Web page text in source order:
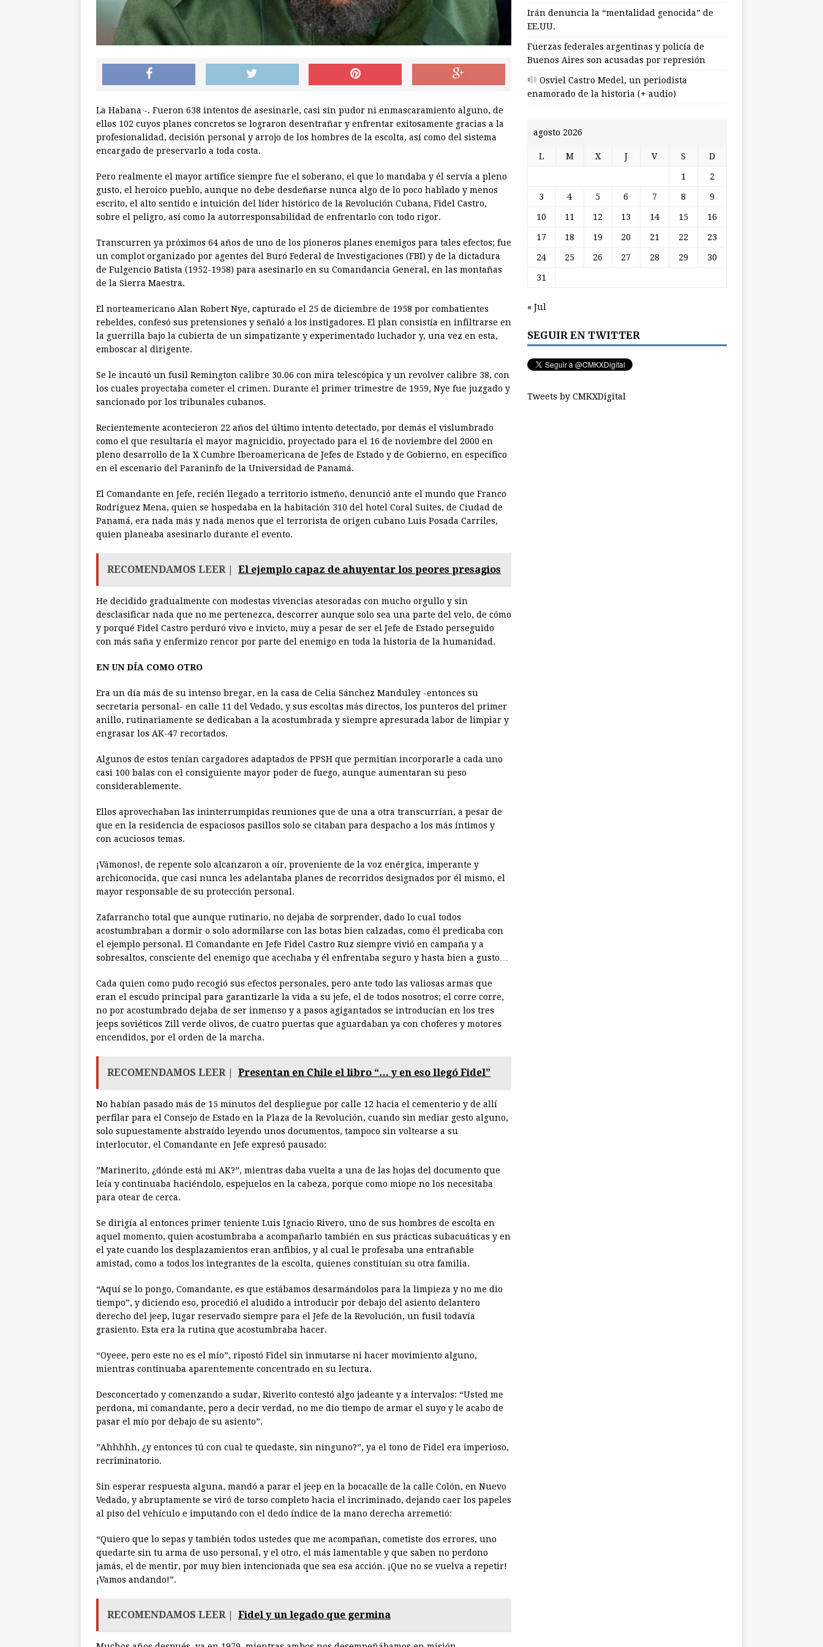
La Habana -. Fueron 638 intentos de asesinarle, casi sin pudor ni enmascaramiento alguno, de
ellos 102 cuyos planes concretos se lograron desentrañar y enfrentar exitosamente gracias a la
profesionalidad, decisión personal y arrojo de los hombres de la escolta, así como del sistema
encargado de preservarlo a toda costa.
Pero realmente el mayor artífice siempre fue el soberano, el que lo mandaba y él servía a pleno
gusto, el heroico pueblo, aunque no debe desdeñarse nunca algo de lo poco hablado y menos
escrito, el alto sentido e intuición del líder histórico de la Revolución Cubana, Fidel Castro,
sobre el peligro, así como la autorresponsabilidad de enfrentarlo con todo rigor.
Transcurren ya próximos 64 años de uno de los pioneros planes enemigos para tales efectos; fue
un complot organizado por agentes del Buró Federal de Investigaciones (FBI) y de la dictadura
de Fulgencio Batista (1952-1958) para asesinarlo en su Comandancia General, en las montañas
de la Sierra Maestra.
El norteamericano Alan Robert Nye, capturado el 25 de diciembre de 1958 por combatientes
rebeldes, confesó sus pretensiones y señaló a los instigadores. El plan consistía en infiltrarse en
la guerrilla bajo la cubierta de un simpatizante y experimentado luchador y, una vez en esta,
emboscar al dirigente.
Se le incautó un fusil Remington calibre 30.06 con mira telescópica y un revolver calibre 38, con
los cuales proyectaba cometer el crimen. Durante el primer trimestre de 1959, Nye fue juzgado y
sancionado por los tribunales cubanos.
Recientemente acontecieron 22 años del último intento detectado, por demás el vislumbrado
como el que resultaría el mayor magnicidio, proyectado para el 16 de noviembre del 2000 en
pleno desarrollo de la X Cumbre Iberoamericana de Jefes de Estado y de Gobierno, en específico
en el escenario del Paraninfo de la Universidad de Panamá.
El Comandante en Jefe, recién llegado a territorio istmeño, denunció ante el mundo que Franco
Rodríguez Mena, quien se hospedaba en la habitación 310 del hotel Coral Suites, de Ciudad de
Panamá, era nada más y nada menos que el terrorista de origen cubano Luis Posada Carriles,
quien planeaba asesinarlo durante el evento.
RECOMENDAMOS LEER | El ejemplo capaz de ahuyentar los peores presagios
He decidido gradualmente con modestas vivencias atesoradas con mucho orgullo y sin
desclasificar nada que no me pertenezca, descorrer aunque solo sea una parte del velo, de cómo
y porqué Fidel Castro perduró vivo e invicto, muy a pesar de ser el Jefe de Estado perseguido
con más saña y enfermizo rencor por parte del enemigo en toda la historia de la humanidad.
EN UN DÍA COMO OTRO
Era un día más de su intenso bregar, en la casa de Celia Sánchez Manduley -entonces su
secretaria personal- en calle 11 del Vedado, y sus escoltas más directos, los punteros del primer
anillo, rutinariamente se dedicaban a la acostumbrada y siempre apresurada labor de limpiar y
engrasar los AK-47 recortados.
Algunos de estos tenían cargadores adaptados de PPSH que permitían incorporarle a cada uno
casi 100 balas con el consiguiente mayor poder de fuego, aunque aumentaran su peso
considerablemente.
Ellos aprovechaban las ininterrumpidas reuniones que de una a otra transcurrían, a pesar de
que en la residencia de espaciosos pasillos solo se citaban para despacho a los más íntimos y
con acuciosos temas.
¡Vámonos!, de repente solo alcanzaron a oír, proveniente de la voz enérgica, imperante y
archiconocida, que casi nunca les adelantaba planes de recorridos designados por él mismo, el
mayor responsable de su protección personal.
Zafarrancho total que aunque rutinario, no dejaba de sorprender, dado lo cual todos
acostumbraban a dormir o solo adormilarse con las botas bien calzadas, como él predicaba con
el ejemplo personal. El Comandante en Jefe Fidel Castro Ruz siempre vivió en campaña y a
sobresaltos, consciente del enemigo que acechaba y él enfrentaba seguro y hasta bien a gusto…
Cada quien como pudo recogió sus efectos personales, pero ante todo las valiosas armas que
eran el escudo principal para garantizarle la vida a su jefe, el de todos nosotros; el corre corre,
no por acostumbrado dejaba de ser inmenso y a pasos agigantados se introducían en los tres
jeeps soviéticos Zill verde olivos, de cuatro puertas que aguardaban ya con choferes y motores
encendidos, por el orden de la marcha.
RECOMENDAMOS LEER | Presentan en Chile el libro “… y en eso llegó Fidel”
No habían pasado más de 15 minutos del despliegue por calle 12 hacia el cementerio y de allí
perfilar para el Consejo de Estado en la Plaza de la Revolución, cuando sin mediar gesto alguno,
solo supuestamente abstraído leyendo unos documentos, tampoco sin voltearse a su
interlocutor, el Comandante en Jefe expresó pausado:
”Marinerito, ¿dónde está mi AK?”, mientras daba vuelta a una de las hojas del documento que
leía y continuaba haciéndolo, espejuelos en la cabeza, porque como miope no los necesitaba
para otear de cerca.
Se dirigía al entonces primer teniente Luis Ignacio Rivero, uno de sus hombres de escolta en
aquel momento, quien acostumbraba a acompañarlo también en sus prácticas subacuáticas y en
el yate cuando los desplazamientos eran anfibios, y al cual le profesaba una entrañable
amistad, como a todos los integrantes de la escolta, quienes constituían su otra familia.
“Aquí se lo pongo, Comandante, es que estábamos desarmándolos para la limpieza y no me dio
tiempo”, y diciendo eso, procedió el aludido a introducir por debajo del asiento delantero
derecho del jeep, lugar reservado siempre para el Jefe de la Revolución, un fusil todavía
grasiento. Esta era la rutina que acostumbraba hacer.
“Oyeee, pero este no es el mío”, ripostó Fidel sin inmutarse ni hacer movimiento alguno,
mientras continuaba aparentemente concentrado en su lectura.
Desconcertado y comenzando a sudar, Riverito contestó algo jadeante y a intervalos: “Usted me
perdona, mi comandante, pero a decir verdad, no me dio tiempo de armar el suyo y le acabo de
pasar el mío por debajo de su asiento”.
”Ahhhhh, ¿y entonces tú con cual te quedaste, sin ninguno?”, ya el tono de Fidel era imperioso,
recriminatorio.
Sin esperar respuesta alguna, mandó a parar el jeep en la bocacalle de la calle Colón, en Nuevo
Vedado, y abruptamente se viró de torso completo hacia el incriminado, dejando caer los papeles
al piso del vehículo e imputando con el dedo índice de la mano derecha arremetió:
“Quiero que lo sepas y también todos ustedes que me acompañan, cometiste dos errores, uno
quedarte sin tu arma de uso personal, y el otro, el más lamentable y que saben no perdono
jamás, el de mentir, por muy bien intencionada que sea esa acción. ¡Que no se vuelva a repetir!
¡Vamos andando!”.
RECOMENDAMOS LEER | Fidel y un legado que germina
Irán denuncia la “mentalidad genocida” de
EE.UU.
Fuerzas federales argentinas y policía de
Buenos Aires son acusadas por represión
Osviel Castro Medel, un periodista
enamorado de la historia (+ audio)
agosto 2026
L M X J V S D
1 2
3 4 5 6 7 8 9
10 11 12 13 14 15 16
17 18 19 20 21 22 23
24 25 26 27 28 29 30
31
« Jul
SEGUIR EN TWITTER
Tweets by CMKXDigital